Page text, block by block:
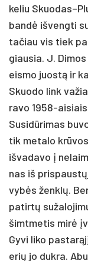
ke­liu
bandė iš­veng­ti
ta­čiau vis tiek
giau­sia. J.
eis­mo juostą ir
Skuo­do link
ra­vo 1958-
Su­sidū­ri­mas
tik me­ta­lo
iš­va­da­vo į
nas iš
vybės ženklų.
pa­tirtų
šimt­me­tis mirė
Gy­vi li­ko
erių jo duk­ra.